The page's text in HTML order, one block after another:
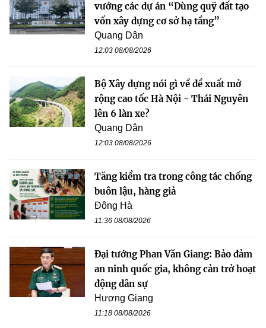
vướng các dự án “Dùng quỹ đất tạo
vốn xây dựng cơ sở hạ tầng”
Quang Dân
12:03 08/08/2026
Bộ Xây dựng nói gì về đề xuất mở
rộng cao tốc Hà Nội - Thái Nguyên
lên 6 làn xe?
Quang Dân
12:03 08/08/2026
Tăng kiểm tra trong công tác chống
buôn lậu, hàng giả
Đông Hà
11:36 08/08/2026
Đại tướng Phan Văn Giang: Bảo đảm
an ninh quốc gia, không cản trở hoạt
động dân sự
Hương Giang
11:18 08/08/2026